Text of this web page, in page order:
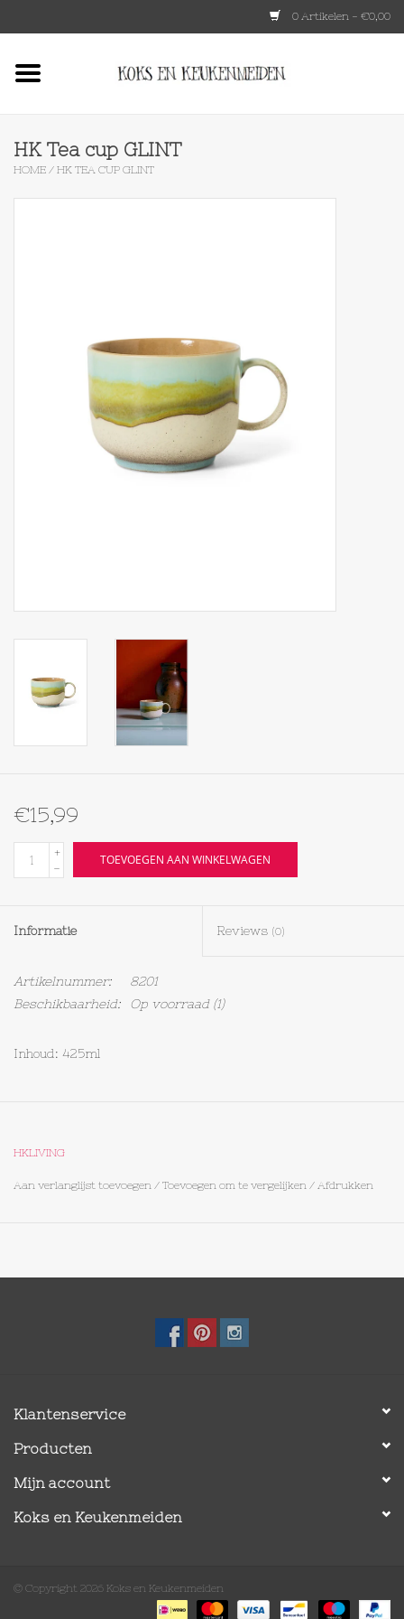
0 Artikelen - €0,00
Keukenspullen
Food
Boeken
Textiel
Olieflessen
HK Tea cup GLINT
HOME / HK TEA CUP GLINT
€15,99
+
-
TOEVOEGEN AAN WINKELWAGEN
Informatie Reviews (0)
Artikelnummer:
8201
Beschikbaarheid:
Op voorraad(1)
Inhoud: 425ml
HKLIVING
Aan verlanglijst toevoegen / Toevoegen om te vergelijken / Afdrukken
Klantenservice
Producten
Mijn account
Koks en Keukenmeiden
© Copyright 2026 Koks en Keukenmeiden